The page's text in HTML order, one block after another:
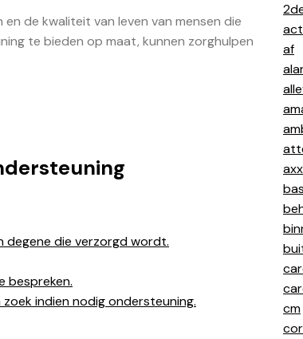
de kwaliteit van leven van mensen die
te bieden op maat, kunnen zorghulpen
degene die verzorgd wordt.
bespreken.
indien nodig ondersteuning.
af
cm